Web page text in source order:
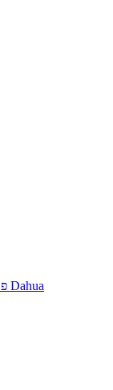
פתיחת קריאת שירות מצלמות אבטחה Dahua